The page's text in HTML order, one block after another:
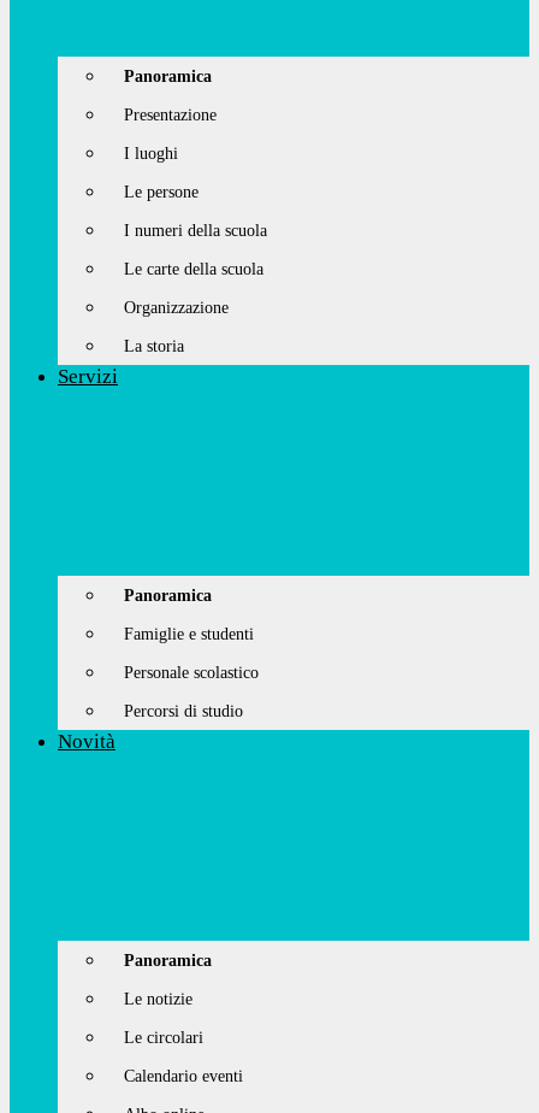
Panoramica
Presentazione
I luoghi
Le persone
I numeri della scuola
Le carte della scuola
Organizzazione
La storia
Servizi
Panoramica
Famiglie e studenti
Personale scolastico
Percorsi di studio
Novità
Panoramica
Le notizie
Le circolari
Calendario eventi